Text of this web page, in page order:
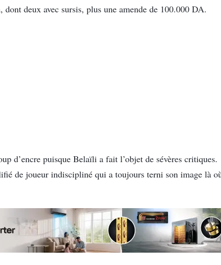
dont deux avec sursis, plus une amende de 100.000 DA.
d’encre puisque Belaïli a fait l’objet de sévères critiques.
de joueur indiscipliné qui a toujours terni son image là